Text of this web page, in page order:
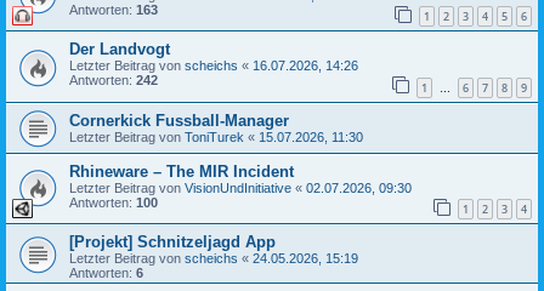
Antworten: 163 1 2 3 4 5 6
Der Landvogt
Letzter Beitrag von scheichs « 16.07.2026, 14:26
Antworten: 242 1 … 6 7 8 9
Cornerkick Fussball-Manager
Letzter Beitrag von ToniTurek « 15.07.2026, 11:30
Rhineware – The MIR Incident
Letzter Beitrag von VisionUndInitiative « 02.07.2026, 09:30
Antworten: 100 1 2 3 4
[Projekt] Schnitzeljagd App
Letzter Beitrag von scheichs « 24.05.2026, 15:19
Antworten: 6